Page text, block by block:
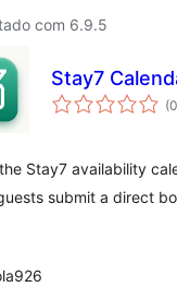
com 6.9.5
Stay7
(0
Stay7 availability
submit a direct